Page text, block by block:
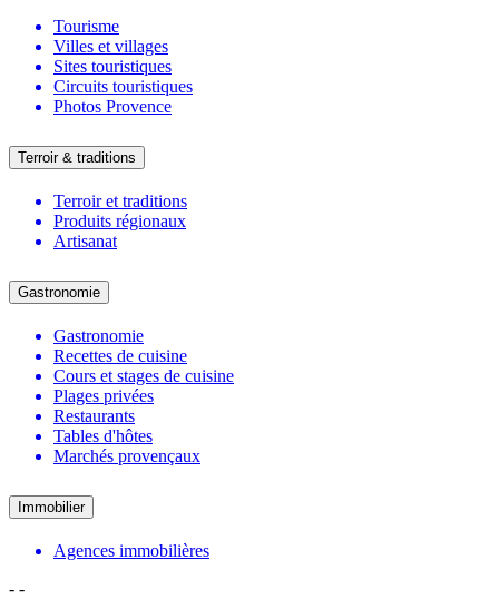
Tourisme
Villes et villages
Sites touristiques
Circuits touristiques
Photos Provence
Terroir & traditions
Terroir et traditions
Produits régionaux
Artisanat
Gastronomie
Gastronomie
Recettes de cuisine
Cours et stages de cuisine
Plages privées
Restaurants
Tables d'hôtes
Marchés provençaux
Immobilier
Agences immobilières
- -